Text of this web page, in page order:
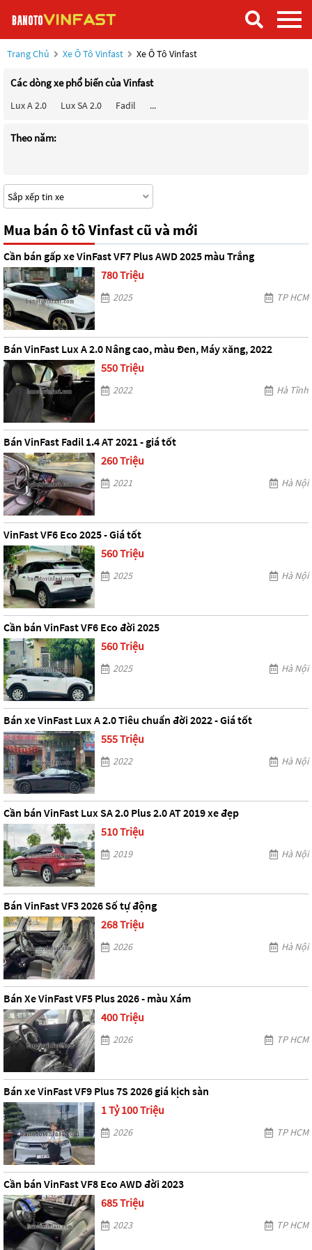
Trang Chủ Xe Ô Tô Vinfast Xe Ô Tô Vinfast
Các dòng xe phổ biến của Vinfast
Lux A 2.0 Lux SA 2.0 Fadil ...
Theo năm:
Mua bán ô tô Vinfast cũ và mới
Cần bán gấp xe VinFast VF7 Plus AWD 2025 màu Trắng
780 Triệu
2025 TP HCM
Bán VinFast Lux A 2.0 Nâng cao, màu Đen, Máy xăng, 2022
550 Triệu
2022 Hà Tĩnh
Bán VinFast Fadil 1.4 AT 2021 - giá tốt
260 Triệu
2021 Hà Nội
VinFast VF6 Eco 2025 - Giá tốt
560 Triệu
2025 Hà Nội
Cần bán VinFast VF6 Eco đời 2025
560 Triệu
2025 Hà Nội
Bán xe VinFast Lux A 2.0 Tiêu chuẩn đời 2022 - Giá tốt
555 Triệu
2022 Hà Nội
Cần bán VinFast Lux SA 2.0 Plus 2.0 AT 2019 xe đẹp
510 Triệu
2019 Hà Nội
Bán VinFast VF3 2026 Số tự động
268 Triệu
2026 Hà Nội
Bán Xe VinFast VF5 Plus 2026 - màu Xám
400 Triệu
2026 TP HCM
Bán xe VinFast VF9 Plus 7S 2026 giá kịch sàn
1 Tỷ 100 Triệu
2026 TP HCM
Cần bán VinFast VF8 Eco AWD đời 2023
685 Triệu
2023 TP HCM